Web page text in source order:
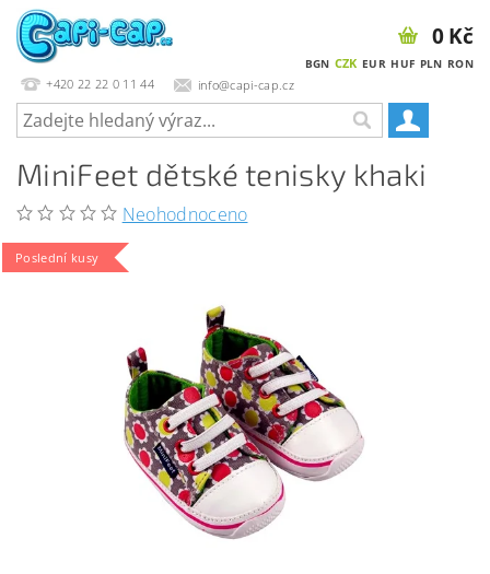
+420 22 22 0 11 44 info@capi-cap.cz
BGN CZK EUR HUF PLN RON
0 Kč
MiniFeet dětské tenisky khaki
Neohodnoceno
Poslední kusy